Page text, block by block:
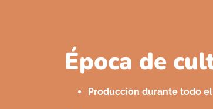
Época de
Producción durante todo